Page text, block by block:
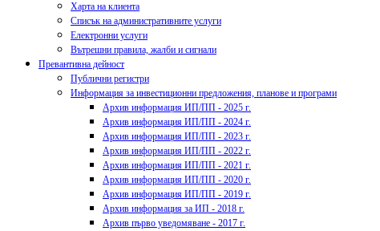
Харта на клиента
Списък на административните услуги
Електронни услуги
Вътрешни правила, жалби и сигнали
Превантивна дейност
Публични регистри
Информация за инвестиционни предложения, планове и програми
Архив информация ИП/ПП - 2025 г.
Архив информация ИП/ПП - 2024 г.
Архив информация ИП/ПП - 2023 г.
Архив информация ИП/ПП - 2022 г.
Архив информация ИП/ПП - 2021 г.
Архив информация ИП/ПП - 2020 г.
Архив информация ИП/ПП - 2019 г.
Архив информация за ИП - 2018 г.
Архив първо уведомяване - 2017 г.